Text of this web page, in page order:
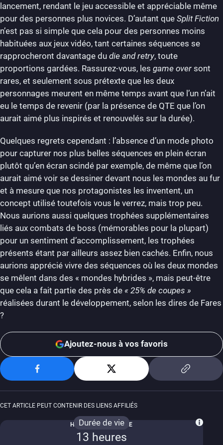
lancement, rendant le jeu accessible et appréciable même
pour des personnes plus novices. D’autant que Split Fiction
n’est pas si simple que cela pour des personnes moins
habituées aux jeux vidéo, tant certaines séquences se
rapprocheront davantage du die and retry, toute
proportions gardées. Rassurez-vous, les game over sont
rares, et seulement sous prétexte que les deux
personnages meurent en même temps avant que l’un n’ait
eu le temps de revenir (par la présence de QTE que l’on
aurait aimé plus inspirés et renouvelés sur la durée).
Quelques regrets cependant : l’absence d’un mode photo
pour capturer nos plus belles séquences en plein écran
plutôt qu’en écran scindé par exemple, de même que l’on
aurait aimé voir se dessiner devant nous les mondes au fur
et à mesure que nos protagonistes les inventent, un
concept utilisé toutefois vous le verrez, mais trop peu.
Nous aurions aussi quelques trophées supplémentaires
liés aux combats de boss (mémorables pour la plupart)
pour un sentiment d’accomplissement, les trophées
présents étant par ailleurs assez bien cachés. Enfin, nous
aurions apprécié vivre des séquences où les deux mondes
se mêlent dans des « mondes hybrides », mais peut-être
que cela a fait partie des près de « 25% de coupes »
réalisées durant le développement, selon les dires de Fares
?
Ajoutez-nous à vos favoris
CET ARTICLE PEUT CONTENIR DES LIENS AFFILIÉS
Durée de vie
HISTOIRE PRINCIPALE
13 heures